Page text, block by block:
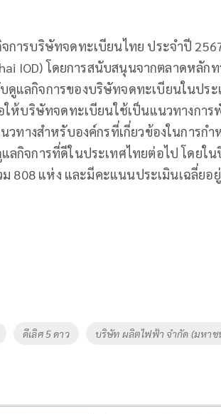
การบริษัทจดทะเบียนไทย ประจำปี
IOD) โดยการสนับสนุนจากตลาดหลัก
แลกิจการของบริษัทจดทะเบียนในประ
ให้บริษัทจดทะเบียนใช้เป็นแนวทางกา
วทางสำหรับองค์กรที่เกี่ยวข้องในการก
ลกิจการที่ดีในประเทศไทยต่อไป โดยใ
ม 808 แห่ง และมีคะแนนประเมินเฉลี่ย
ดีเลิศ 5 ดาว บริษัท ผลิตไฟฟ้า จำกัด (มหาช